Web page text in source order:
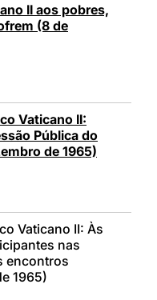
II aos pobres,
(8 de
Vaticano II:
Pública do
de 1965)
Vaticano II: Às
nas
encontros
1965)